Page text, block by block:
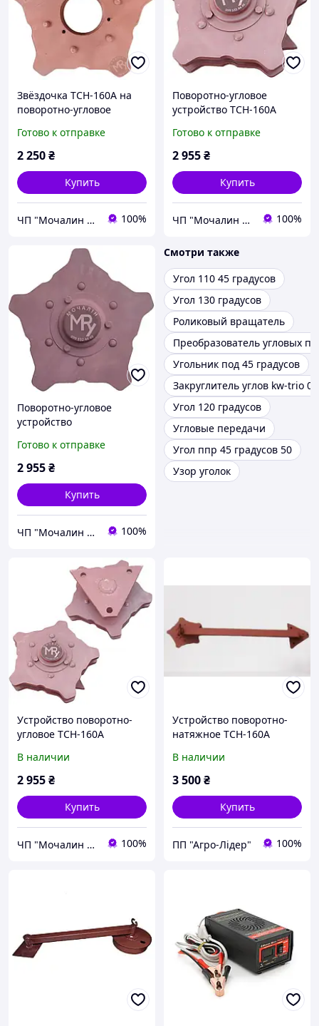
Звёздочка ТСН-160А на
поворотно-угловое
Готово к отправке
2 250₴
Купить
ЧП "Мочалин Р.Ю." 100%
Поворотно-угловое
устройство ТСН-160А
Готово к отправке
2 955₴
Купить
ЧП "Мочалин Р.Ю." 100%
Поворотно-угловое
устройство
Готово к отправке
2 955₴
Купить
ЧП "Мочалин Р.Ю." 100%
Смотри также
Угол 110 45 градусов
Угол 130 градусов
Роликовый вращатель
Преобразователь угловых
Угольник под 45 градусов
Закруглитель углов kw-trio
Угол 120 градусов
Угловые передачи
Угол ппр 45 градусов 50
Узор уголок
Устройство поворотно-
угловое ТСН-160А
В наличии
2 955₴
Купить
ЧП "Мочалин Р.Ю." 100%
Устройство поворотно-
натяжное ТСН-160А
В наличии
3 500₴
Купить
ПП "Агро-Лідер" 100%